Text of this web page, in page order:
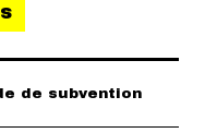
de subvention